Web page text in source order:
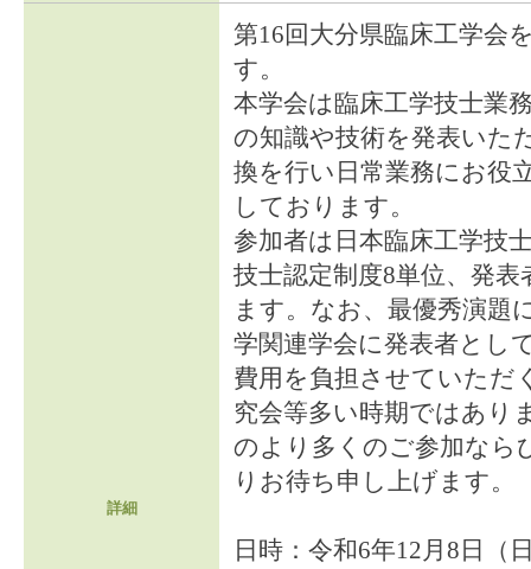
詳細
第16回大分県臨床工学会
す。
本学会は臨床工学技士業
の知識や技術を発表いた
換を行い日常業務にお役
しております。
参加者は日本臨床工学技
技士認定制度8単位、発
ます。なお、最優秀演題
学関連学会に発表者とし
費用を負担させていただ
究会等多い時期ではあり
のより多くのご参加なら
りお待ち申し上げます。
日時：令和6年12月8日（